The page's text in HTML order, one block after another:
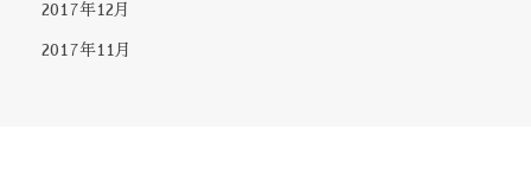
2017年12月
2017年11月